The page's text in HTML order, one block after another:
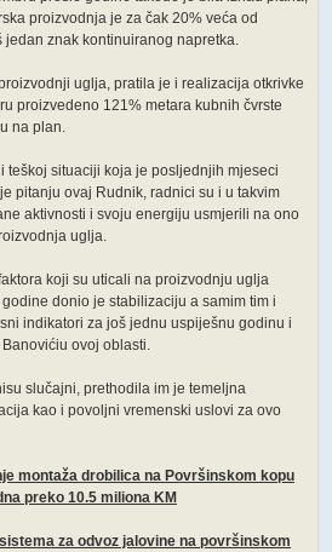
proizvodnja je za čak 20% veća od
jedan znak kontinuiranog napretka.
uglja, pratila je i realizacija otkrivke
proizvedeno 121% metara kubnih čvrste
na plan.
teškoj situaciji koja je posljednjih mjeseci
pitanju ovaj Rudnik, radnici su i u takvim
aktivnosti i svoju energiju usmjerili na ono
uglja.
koji su uticali na proizvodnju uglja
donio je stabilizaciju a samim tim i
indikatori za još jednu uspiješnu godinu i
ovoj oblasti.
slučajni, prethodila im je temeljna
kao i povoljni vremenski uslovi za ovo
montaža drobilica na Površinskom kopu
preko 10.5 miliona KM
za odvoz jalovine na površinskom